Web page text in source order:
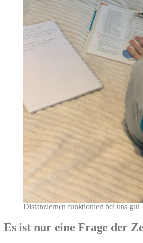
Distanzlernen funktioniert bei uns gut
Es ist nur eine Frage der